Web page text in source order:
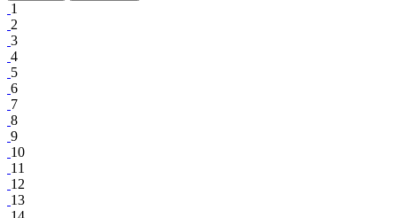
1
2
3
4
5
6
7
8
9
10
11
12
13